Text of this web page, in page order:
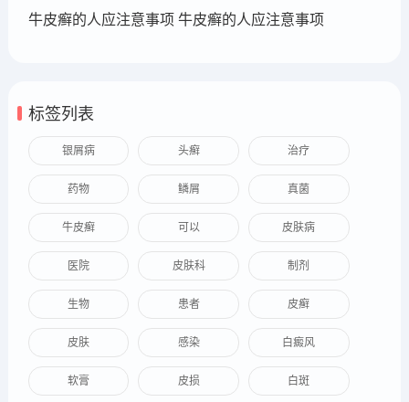
牛皮癣的人应注意事项 牛皮癣的人应注意事项
标签列表
银屑病 头癣 治疗
药物 鳞屑 真菌
牛皮癣 可以 皮肤病
医院 皮肤科 制剂
生物 患者 皮癣
皮肤 感染 白癜风
软膏 皮损 白斑